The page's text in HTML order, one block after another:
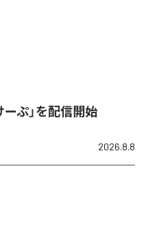
ぷ」を配信開始
2026.8.8